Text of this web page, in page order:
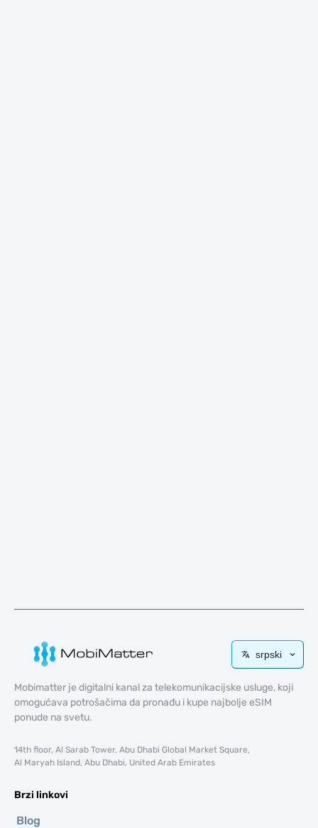
srpski
Mobimatter je digitalni kanal za telekomunikacijske usluge, koji
omogućava potrošačima da pronađu i kupe najbolje eSIM
ponude na svetu.
14th floor, Al Sarab Tower, Abu Dhabi Global Market Square,
Al Maryah Island, Abu Dhabi, United Arab Emirates
Brzi linkovi
Blog